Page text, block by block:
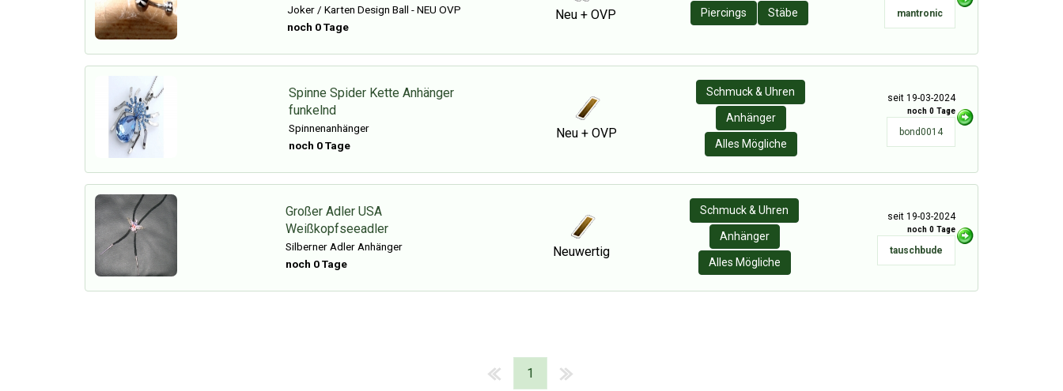
Joker / Karten Design Ball - NEU OVP
noch 0 Tage
Neu + OVP Piercings Stäbe mantronic
Spinne Spider Kette Anhänger
funkelnd
Spinnenanhänger
noch 0 Tage
Neu + OVP
Schmuck & Uhren
Anhänger
Alles Mögliche
seit 19-03-2024
noch 0 Tage
bond0014
Großer Adler USA
Weißkopfseeadler
Silberner Adler Anhänger
noch 0 Tage
Neuwertig
Schmuck & Uhren
Anhänger
Alles Mögliche
seit 19-03-2024
noch 0 Tage
tauschbude
1